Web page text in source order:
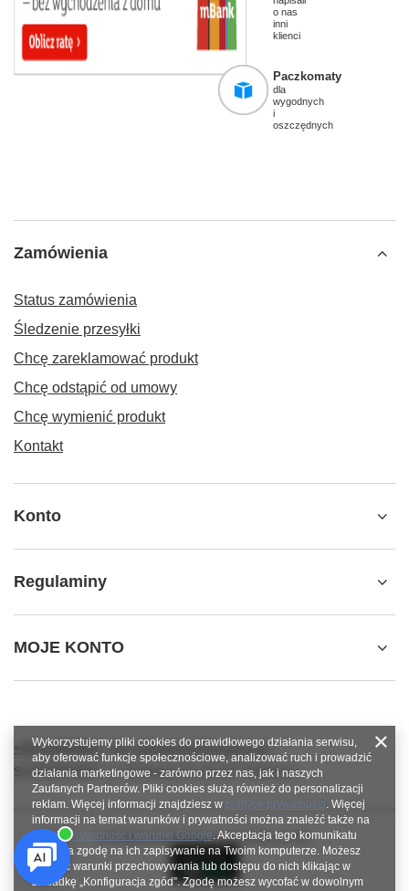
o nas
inni
klienci
Paczkomaty
dla
wygodnych
i
oszczędnych
Zamówienia
Status zamówienia
Śledzenie przesyłki
Chcę zareklamować produkt
Chcę odstąpić od umowy
Chcę wymienić produkt
Kontakt
Konto
Regulaminy
MOJE KONTO
+48784966809
info.robotshops@gmail.com
SUPERROBOT,ul. Parkowa 27,64-117Gołanice
W sklepie prezentujemy ceny brutto (z VAT).
Wykorzystujemy pliki cookies do prawidłowego działania serwisu,
aby oferować funkcje społecznościowe, analizować ruch i prowadzić
działania marketingowe - zarówno przez nas, jak i naszych
Zaufanych Partnerów. Pliki cookies służą również do personalizacji
reklam. Więcej informacji znajdziesz w polityce prywatności. Więcej
informacji na temat warunków i prywatności można znaleźć także na
stronie Prywatność i warunki Google. Akceptacja tego komunikatu
oznacza zgodę na ich zapisywanie na Twoim komputerze. Możesz
określić warunki przechowywania lub dostępu do nich klikając w
zakładkę „Konfiguracja zgód”. Zgodę możesz wycofać w dowolnym